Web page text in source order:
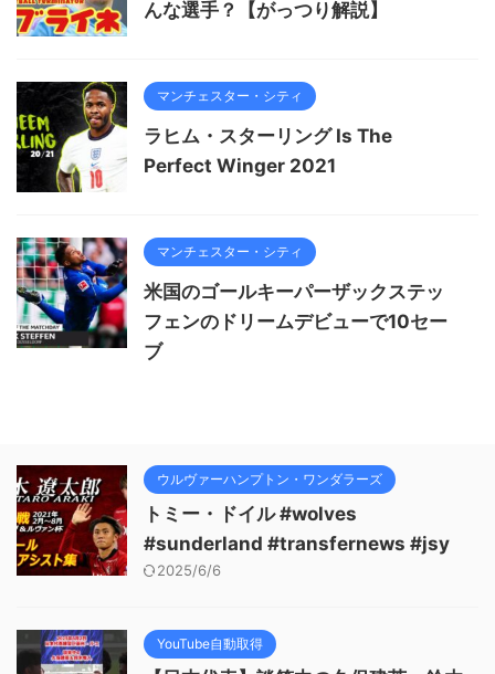
んな選手？【がっつり解説】
マンチェスター・シティ
ラヒム・スターリング Is The
Perfect Winger 2021
マンチェスター・シティ
米国のゴールキーパーザックステッ
フェンのドリームデビューで10セー
ブ
ウルヴァーハンプトン・ワンダラーズ
トミー・ドイル #wolves
#sunderland #transfernews #jsy
2025/6/6
YouTube自動取得